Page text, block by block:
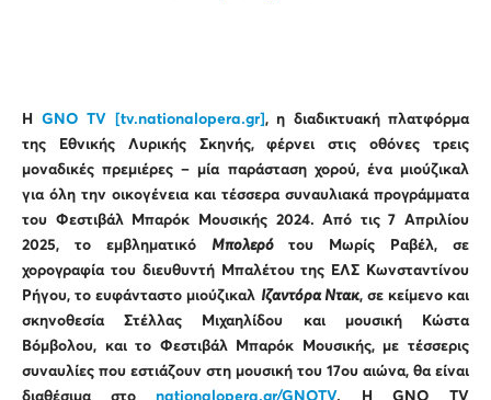
Η GNO TV [tv.nationalopera.gr] , η διαδικτυακή πλατφόρμα
της Εθνικής Λυρικής Σκηνής, φέρνει στις οθόνες τρεις
μοναδικές πρεμιέρες – μία παράσταση χορού, ένα μιούζικαλ
για όλη την οικογένεια και τέσσερα συναυλιακά προγράμματα
του Φεστιβάλ Μπαρόκ Μουσικής 2024. Από τις 7 Απριλίου
2025, το εμβληματικό Μπολερότου Μωρίς Ραβέλ, σε
χορογραφία του διευθυντή Μπαλέτου της ΕΛΣ Κωνσταντίνου
Ρήγου, το ευφάνταστο μιούζικαλ Ιζαντόρα Ντακ, σε κείμενο και
σκηνοθεσία Στέλλας Μιχαηλίδου και μουσική Κώστα
Βόμβολου, και το Φεστιβάλ Μπαρόκ Μουσικής, με τέσσερις
συναυλίες που εστιάζουν στη μουσική του 17ου αιώνα, θα είναι
διαθέσιμα στο nationalopera.gr/GNOTV.
H GNO TV